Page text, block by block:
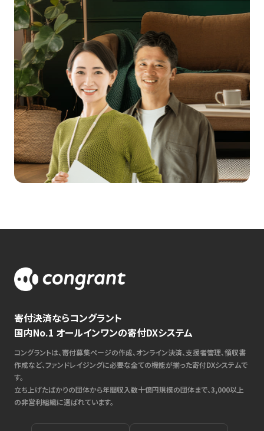
寄付決済ならコングラント
国内No.1 オールインワンの寄付DXシステム
コングラントは、寄付募集ページの作成、オンライン決済、支援者管理、領収書
作成など、ファンドレイジングに必要な全ての機能が揃った寄付DXシステムで
す。
立ち上げたばかりの団体から年間収入数十億円規模の団体まで、3,000以上
の非営利組織に選ばれています。